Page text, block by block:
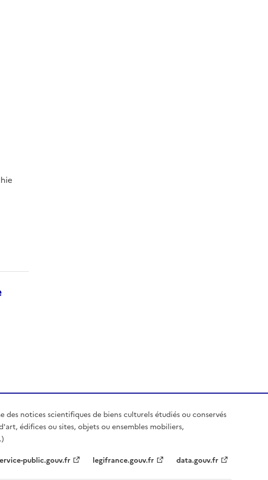
des notices scientifiques de biens culturels étudiés ou conservés
édifices ou sites, objets ou ensembles mobiliers,
public.gouv.fr legifrance.gouv.fr data.gouv.fr